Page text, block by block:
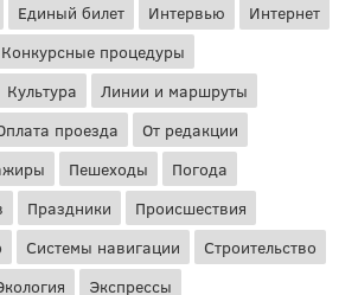
Единый билет Интервью
Интернет
Конкурсные процедуры
Культура
Линии и маршруты
проезда
От редакции
Пешеходы
Погода
Праздники
Происшествия
Системы навигации
Строительство
Экспрессы